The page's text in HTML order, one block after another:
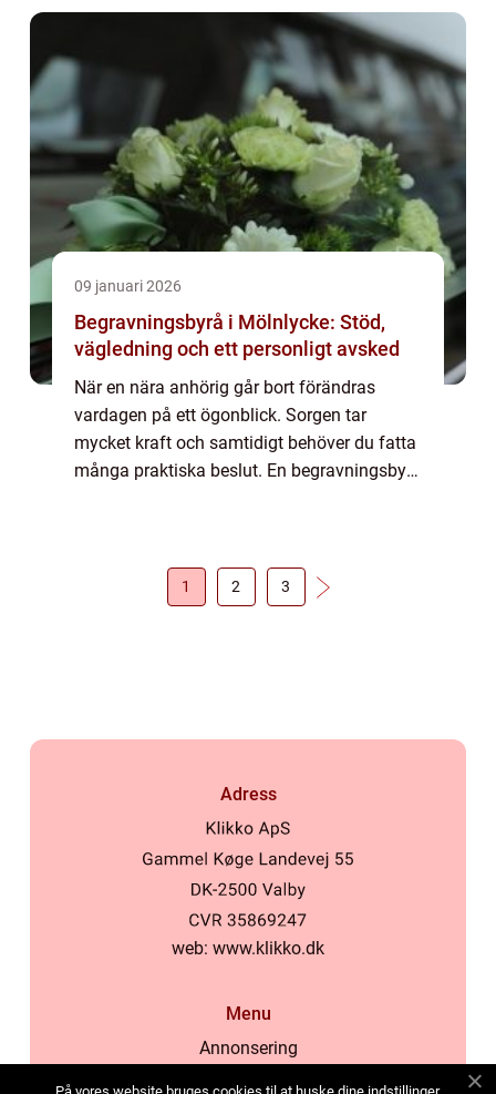
minskar risken för driftstopp och förläng...
09 januari 2026
Begravningsbyrå i Mölnlycke: Stöd,
vägledning och ett personligt avsked
När en nära anhörig går bort förändras
vardagen på ett ögonblick. Sorgen tar
mycket kraft och samtidigt behöver du fatta
många praktiska beslut. En begravningsbyrå
1 2 3
Adress
web: www.klikko.dk
Menu
Annonsering